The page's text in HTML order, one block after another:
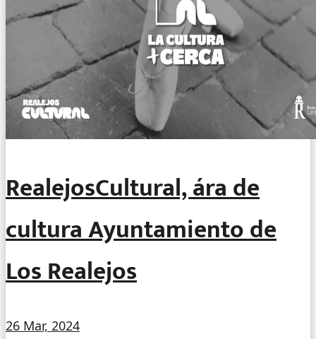
RealejosCultural, ára de
cultura Ayuntamiento de
Los Realejos
26 Mar, 2024